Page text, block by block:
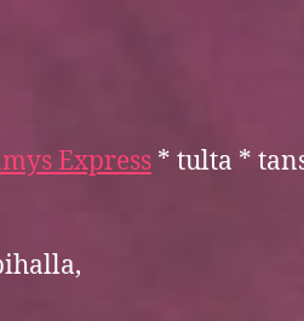
Express * tulta *